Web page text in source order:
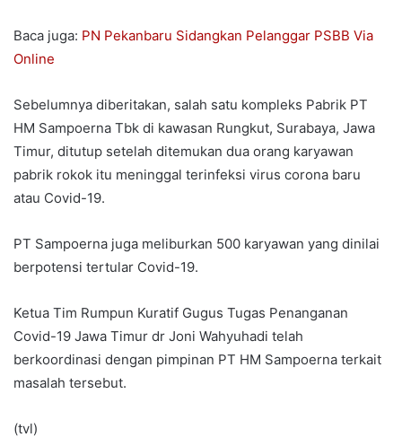
Baca juga: PN Pekanbaru Sidangkan Pelanggar PSBB Via
Online
Sebelumnya diberitakan, salah satu kompleks Pabrik PT
HM Sampoerna Tbk di kawasan Rungkut, Surabaya, Jawa
Timur, ditutup setelah ditemukan dua orang karyawan
pabrik rokok itu meninggal terinfeksi virus corona baru
atau Covid-19.
PT Sampoerna juga meliburkan 500 karyawan yang dinilai
berpotensi tertular Covid-19.
Ketua Tim Rumpun Kuratif Gugus Tugas Penanganan
Covid-19 Jawa Timur dr Joni Wahyuhadi telah
berkoordinasi dengan pimpinan PT HM Sampoerna terkait
masalah tersebut.
(tvl)